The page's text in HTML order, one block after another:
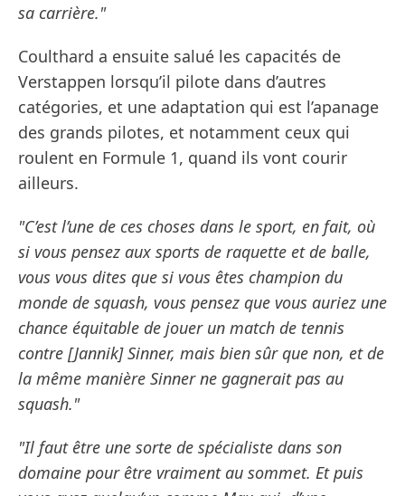
sa carrière."
Coulthard a ensuite salué les capacités de
Verstappen lorsqu’il pilote dans d’autres
catégories, et une adaptation qui est l’apanage
des grands pilotes, et notamment ceux qui
roulent en Formule 1, quand ils vont courir
ailleurs.
"C’est l’une de ces choses dans le sport, en fait, où
si vous pensez aux sports de raquette et de balle,
vous vous dites que si vous êtes champion du
monde de squash, vous pensez que vous auriez une
chance équitable de jouer un match de tennis
contre [Jannik] Sinner, mais bien sûr que non, et de
la même manière Sinner ne gagnerait pas au
squash."
"Il faut être une sorte de spécialiste dans son
domaine pour être vraiment au sommet. Et puis